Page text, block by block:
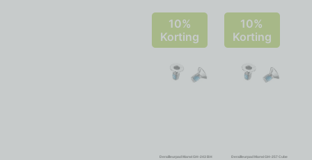
10%
Korting
Derailleurpad Marwi GH-243 BH
10%
Korting
Derailleurpad Marwi GH-257 Cube